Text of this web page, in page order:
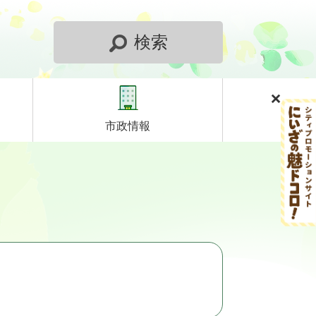
検索
市政情報